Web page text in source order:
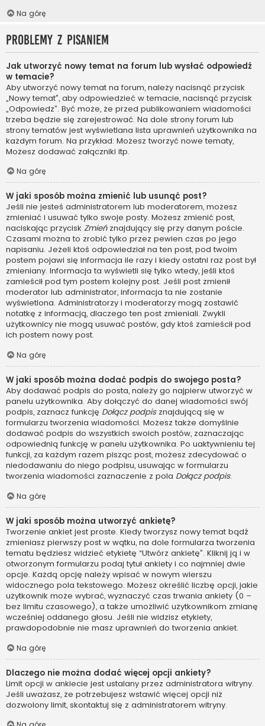
Na górę
Problemy z pisaniem
Jak utworzyć nowy temat na forum lub wysłać odpowiedź
w temacie?
Aby utworzyć nowy temat na forum, należy nacisnąć przycisk
„Nowy temat”, aby odpowiedzieć w temacie, nacisnąć przycisk
„Odpowiedz”. Być może, że przed publikowaniem wiadomości
trzeba będzie się zarejestrować. Na dole strony forum lub
strony tematów jest wyświetlana lista uprawnień użytkownika na
każdym forum. Na przykład: Możesz tworzyć nowe tematy,
Możesz dodawać załączniki itp.
Na górę
W jaki sposób można zmienić lub usunąć post?
Jeśli nie jesteś administratorem lub moderatorem, możesz
zmieniać i usuwać tylko swoje posty. Możesz zmienić post,
naciskając przycisk Zmieńznajdujący się przy danym poście.
Czasami można to zrobić tylko przez pewien czas po jego
napisaniu. Jeżeli ktoś odpowiedział na ten post, pod twoim
postem pojawi się informacja ile razy i kiedy ostatni raz post był
zmieniany. Informacja ta wyświetli się tylko wtedy, jeśli ktoś
zamieścił pod tym postem kolejny post. Jeśli post zmienił
moderator lub administrator, informacja ta nie zostanie
wyświetlona. Administratorzy i moderatorzy mogą zostawić
notatkę z informacją, dlaczego ten post zmieniali. Zwykli
użytkownicy nie mogą usuwać postów, gdy ktoś zamieścił pod
ich postem nowy post.
Na górę
W jaki sposób można dodać podpis do swojego posta?
Aby dodawać podpis do posta, należy go najpierw utworzyć w
panelu użytkownika. Aby dołączyć do danej wiadomości swój
podpis, zaznacz funkcję Dołącz podpisznajdującą się w
formularzu tworzenia wiadomości. Możesz także domyślnie
dodawać podpis do wszystkich swoich postów, zaznaczając
odpowiednią funkcję w panelu użytkownika. Po uaktywnieniu tej
funkcji, za każdym razem pisząc post, możesz zdecydować o
niedodawaniu do niego podpisu, usuwając w formularzu
tworzenia wiadomości zaznaczenie z pola Dołącz podpis.
Na górę
W jaki sposób można utworzyć ankietę?
Tworzenie ankiet jest proste. Kiedy tworzysz nowy temat bądź
zmieniasz pierwszy post w wątku, na dole formularza tworzenia
tematu będziesz widzieć etykietę “Utwórz ankietę”. Kliknij ją i w
otworzonym formularzu podaj tytuł ankiety i co najmniej dwie
opcje. Każdą opcję należy wpisać w nowym wierszu
widocznego pola tekstowego. Możesz określić liczbę opcji, jakie
użytkownik może wybrać, wyznaczyć czas trwania ankiety (0 –
bez limitu czasowego), a także umożliwić użytkownikom zmianę
wcześniej oddanego głosu. Jeśli nie widzisz etykiety,
prawdopodobnie nie masz uprawnień do tworzenia ankiet.
Na górę
Dlaczego nie można dodać więcej opcji ankiety?
Limit opcji w ankiecie jest ustalany przez administratora witryny.
Jeśli uważasz, że potrzebujesz wstawić więcej opcji niż
dozwolony limit, skontaktuj się z administratorem witryny.